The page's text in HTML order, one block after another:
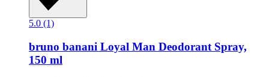
5.0 (1)
bruno banani Loyal Man Deodorant Spray,
150 ml